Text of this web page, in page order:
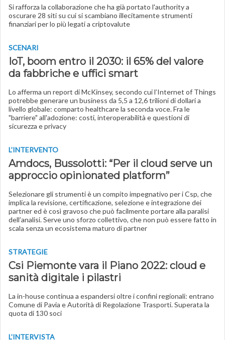
Si rafforza la collaborazione che ha già portato l'authority a
oscurare 28 siti su cui si scambiano illecitamente strumenti
finanziari per lo più legati a criptovalute
SCENARI
IoT, boom entro il 2030: il 65% del valore
da fabbriche e uffici smart
Lo afferma un report di McKinsey, secondo cui l’Internet of Things
potrebbe generare un business da 5,5 a 12,6 trilioni di dollari a
livello globale: comparto healthcare la seconda voce. Fra le
"barriere" all'adozione: costi, interoperabilità e questioni di
sicurezza e privacy
L’INTERVENTO
Amdocs, Bussolotti: “Per il cloud serve un
approccio opinionated platform”
Selezionare gli strumenti è un compito impegnativo per i Csp, che
implica la revisione, certificazione, selezione e integrazione dei
partner ed è così gravoso che può facilmente portare alla paralisi
dell’analisi. Serve uno sforzo collettivo, che non può essere fatto in
scala senza un ecosistema maturo di partner
STRATEGIE
Csi Piemonte vara il Piano 2022: cloud e
sanità digitale i pilastri
La in-house continua a espandersi oltre i confini regionali: entrano
Comune di Pavia e Autorità di Regolazione Trasporti. Superata la
quota di 130 soci
L’INTERVISTA